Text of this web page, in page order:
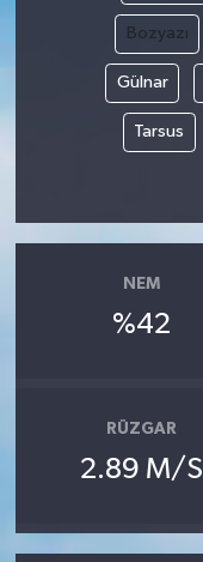
Bozyazı
Gülnar
Tarsus
NEM
%42
RÜZGAR
2.89 M/S